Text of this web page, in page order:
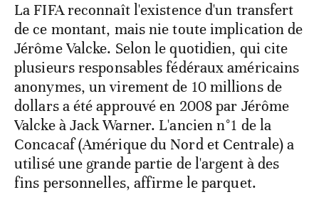
La FIFA reconnaît l'existence d'un transfert
de ce montant, mais nie toute implication de
Jérôme Valcke. Selon le quotidien, qui cite
plusieurs responsables fédéraux américains
anonymes, un virement de 10 millions de
dollars a été approuvé en 2008 par Jérôme
Valcke à Jack Warner. L'ancien n°1 de la
Concacaf (Amérique du Nord et Centrale) a
utilisé une grande partie de l'argent à des
fins personnelles, affirme le parquet.